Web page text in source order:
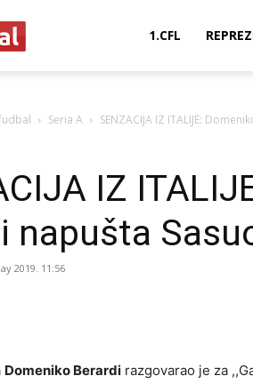
1.CFL
Seria A SENZACIJA IZ ITALIJE:
IZ
napušta
2019. 11:56
Domeniko Berardi razgovarao je za